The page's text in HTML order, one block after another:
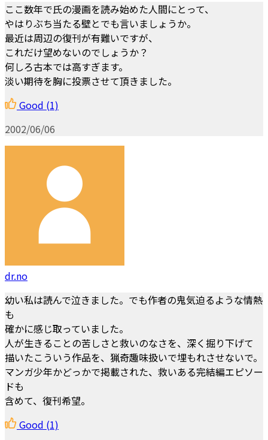
ここ数年で氏の漫画を読み始めた人間にとって、
やはりぶち当たる壁とでも言いましょうか。
最近は周辺の復刊が有難いですが、
これだけ望めないのでしょうか？
何しろ古本では高すぎます。
淡い期待を胸に投票させて頂きました。
Good (1)
2002/06/06
dr.no
幼い私は読んで泣きました。でも作者の鬼気迫るような情熱
も
確かに感じ取っていました。
人が生きることの苦しさと救いのなさを、深く掘り下げて
描いたこういう作品を、猟奇趣味扱いで埋もれさせないで。
マンガ少年かどっかで掲載された、救いある完結編エピソー
ドも
含めて、復刊希望。
Good (1)